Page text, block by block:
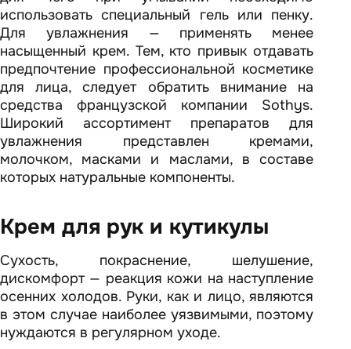
использовать специальный гель или пенку.
Для увлажнения — применять менее
насыщенный крем. Тем, кто привык отдавать
предпочтение профессиональной косметике
для лица, следует обратить внимание на
средства французской компании Sothys.
Широкий ассортимент препаратов для
увлажнения представлен кремами,
молочком, масками и маслами, в составе
которых натуральные компоненты.
Крем для рук и кутикулы
Сухость, покраснение, шелушение,
дискомфорт — реакция кожи на наступление
осенних холодов. Руки, как и лицо, являются
в этом случае наиболее уязвимыми, поэтому
нуждаются в регулярном уходе.